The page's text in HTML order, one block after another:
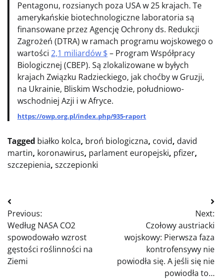
Pentagonu, rozsianych poza USA w 25 krajach. Te
amerykańskie biotechnologiczne laboratoria są
finansowane przez Agencję Ochrony ds. Redukcji
Zagrożeń (DTRA) w ramach programu wojskowego o
wartości 2,1 miliardów $– Program Współpracy
Biologicznej (CBEP). Są zlokalizowane w byłych
krajach Związku Radzieckiego, jak choćby w Gruzji,
na Ukrainie, Bliskim Wschodzie, południowo-
wschodniej Azji i w Afryce.
https://owp.org.pl/index.php/935-raport
Tagged białko kolca, broń biologiczna, covid, david
martin, koronawirus, parlament europejski, pfizer,
szczepienia, szczepionki
Nawigacja
wpisu
Previous:
Według NASA CO2
spowodowało wzrost
gęstości roślinności na
Ziemi
Next:
Czołowy austriacki
wojskowy: Pierwsza faza
kontrofensywy nie
powiodła się. A jeśli się nie
powiodła to…